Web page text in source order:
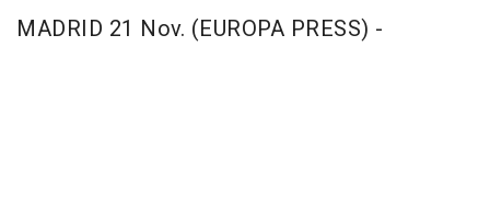
MADRID 21 Nov. (EUROPA PRESS) -